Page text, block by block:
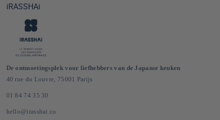
iRASSHAi
De ontmoetingsplek voor liefhebbers van de Japanse keuken
40 rue du Louvre, 75001 Parijs
01 84 74 35 30
hello@irasshai.co